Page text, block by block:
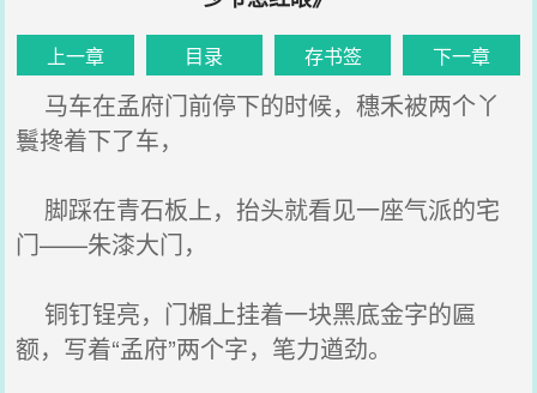
上一章 目录 存书签 下一章
马车在孟府门前停下的时候，穗禾被两个丫
鬟搀着下了车，
脚踩在青石板上，抬头就看见一座气派的宅
门——朱漆大门，
铜钉锃亮，门楣上挂着一块黑底金字的匾
额，写着“孟府”两个字，笔力遒劲。